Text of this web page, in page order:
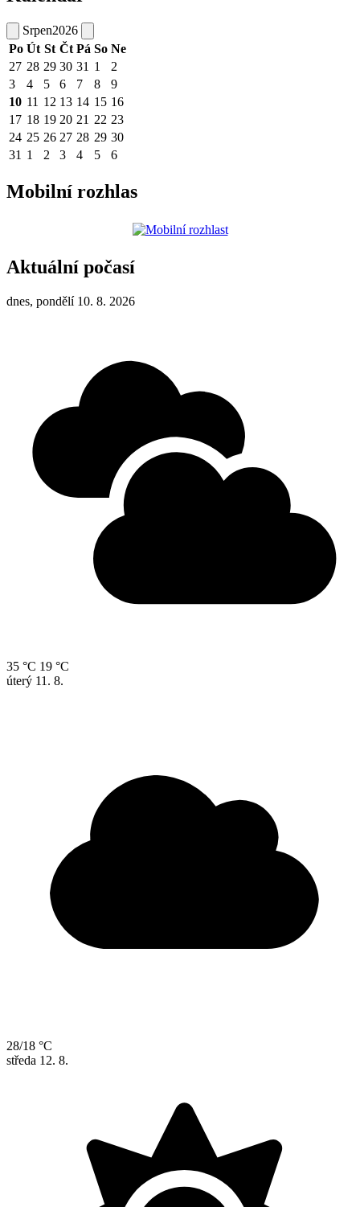
Srpen2026
Po Út St Čt Pá So Ne
27 28 29 30 31 1
2
3
4 5 6 7 8
9
10 11 12 13 14 15 16
17 18 19 20 21 22 23
24 25 26 27 28 29 30
31 1 2 3 4 5 6
Mobilní rozhlas
Aktuální počasí
dnes, pondělí 10. 8. 2026
35 °C 19 °C
úterý 11. 8.
28/18 °C
středa 12. 8.